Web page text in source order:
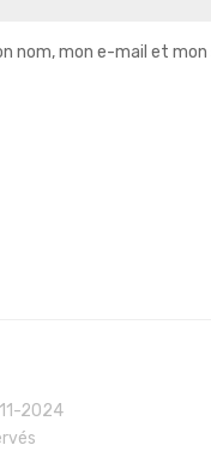
nom, mon e-mail et
2024